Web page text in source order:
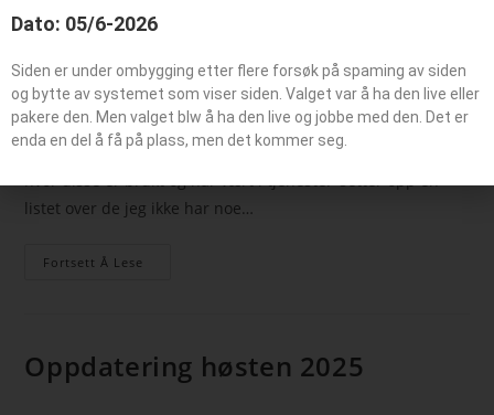
disse kjøretøyene
Admin november 10, 2025
Uncategorized
0 Kommentarer
Har kommet over en del brannbiler som jeg er usikker on
hvor disse er brukt og har vært i tjeneste. setter opp en
listet over de jeg ikke har noe…
Fortsett Å Lese
Oppdatering høsten 2025
Dato: 05/6-2026
Siden er under ombygging etter flere forsøk på spaming av siden
og bytte av systemet som viser siden. Valget var å ha den live eller
pakere den. Men valget blw å ha den live og jobbe med den. Det er
enda en del å få på plass, men det kommer seg.